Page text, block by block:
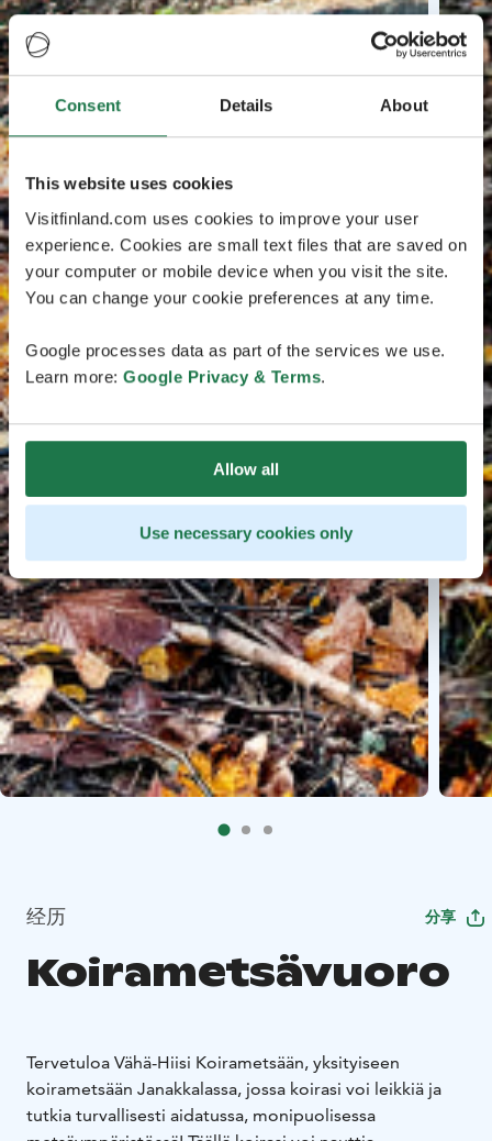
Consent Details About
This website uses cookies
Visitfinland.com uses cookies to improve your user
experience. Cookies are small text files that are saved on
your computer or mobile device when you visit the site.
You can change your cookie preferences at any time.
Google processes data as part of the services we use.
Learn more: Google Privacy & Terms.
Allow all
Use necessary cookies only
经历 分享
Koirametsävuoro
Tervetuloa Vähä-Hiisi Koirametsään, yksityiseen
koirametsään Janakkalassa, jossa koirasi voi leikkiä ja
tutkia turvallisesti aidatussa, monipuolisessa